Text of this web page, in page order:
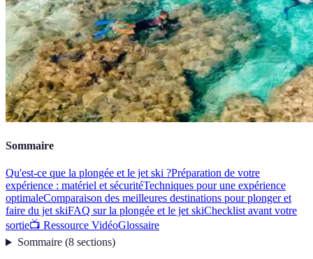
Sommaire
Qu'est-ce que la plongée et le jet ski ?Préparation de votre
expérience : matériel et sécuritéTechniques pour une expérience
optimaleComparaison des meilleures destinations pour plonger et
faire du jet skiFAQ sur la plongée et le jet skiChecklist avant votre
sortie📺 Ressource VidéoGlossaire
Sommaire(8 sections)